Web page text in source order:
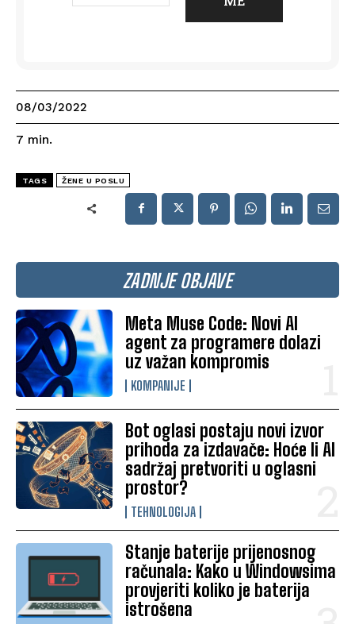
ZADNJE OBJAVE
Meta Muse Code: Novi AI
agent za programere dolazi
uz važan kompromis
KOMPANIJE
Bot oglasi postaju novi izvor
prihoda za izdavače: Hoće li AI
sadržaj pretvoriti u oglasni
prostor?
TEHNOLOGIJA
Stanje baterije prijenosnog
računala: Kako u Windowsima
provjeriti koliko je baterija
istrošena
08/03/2022
7 min.
TAGS ŽENE U POSLU